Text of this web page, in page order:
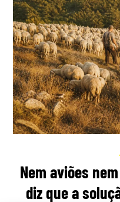
Nem aviões
diz que a